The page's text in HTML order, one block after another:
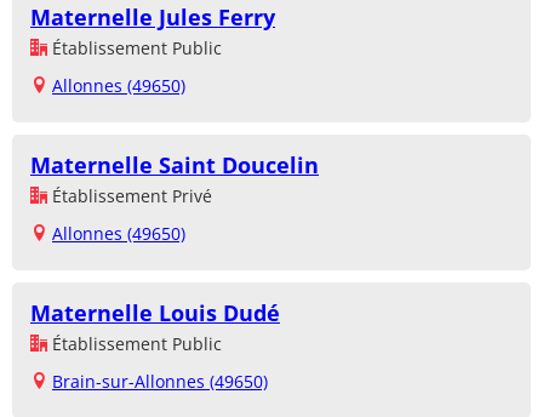
Maternelle Jules Ferry
Établissement Public
Allonnes (49650)
Maternelle Saint Doucelin
Établissement Privé
Allonnes (49650)
Maternelle Louis Dudé
Établissement Public
Brain-sur-Allonnes (49650)